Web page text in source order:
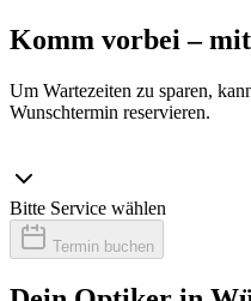
Komm vorbei –
Um Wartezeiten zu sparen,
Wunschtermin reservieren.
Bitte Service wählen
Termin buchen